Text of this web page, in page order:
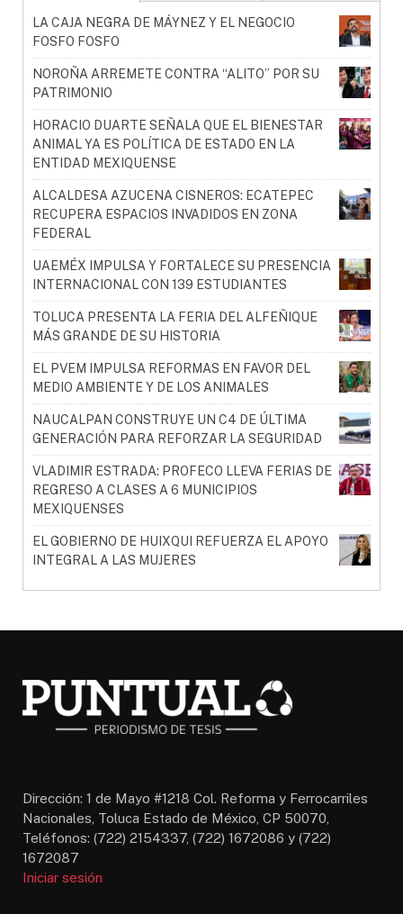
LA CAJA NEGRA DE MÁYNEZ Y EL NEGOCIO
FOSFO FOSFO
NOROÑA ARREMETE CONTRA “ALITO” POR SU
PATRIMONIO
HORACIO DUARTE SEÑALA QUE EL BIENESTAR
ANIMAL YA ES POLÍTICA DE ESTADO EN LA
ENTIDAD MEXIQUENSE
ALCALDESA AZUCENA CISNEROS: ECATEPEC
RECUPERA ESPACIOS INVADIDOS EN ZONA
FEDERAL
UAEMÉX IMPULSA Y FORTALECE SU PRESENCIA
INTERNACIONAL CON 139 ESTUDIANTES
TOLUCA PRESENTA LA FERIA DEL ALFEÑIQUE
MÁS GRANDE DE SU HISTORIA
EL PVEM IMPULSA REFORMAS EN FAVOR DEL
MEDIO AMBIENTE Y DE LOS ANIMALES
NAUCALPAN CONSTRUYE UN C4 DE ÚLTIMA
GENERACIÓN PARA REFORZAR LA SEGURIDAD
VLADIMIR ESTRADA: PROFECO LLEVA FERIAS DE
REGRESO A CLASES A 6 MUNICIPIOS
MEXIQUENSES
EL GOBIERNO DE HUIXQUI REFUERZA EL APOYO
INTEGRAL A LAS MUJERES
Dirección: 1 de Mayo #1218 Col. Reforma y Ferrocarriles
Nacionales, Toluca Estado de México, CP 50070,
Teléfonos: (722) 2154337, (722) 1672086 y (722)
1672087
Iniciar sesión